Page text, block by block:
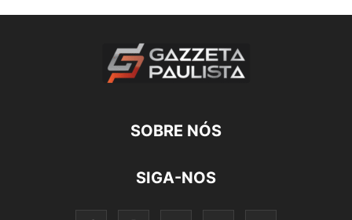
SOBRE NÓS
SIGA-NOS